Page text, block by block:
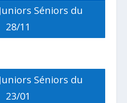
Séniors du
28/11
Séniors du
23/01